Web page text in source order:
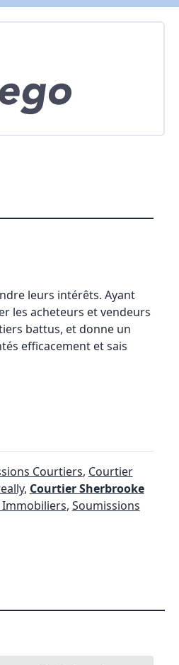
leurs intérêts. Ayant
les acheteurs et vendeurs
battus, et donne un
efficacement et sais
Courtiers, Courtier
, Courtier Sherbrooke
Immobiliers, Soumissions